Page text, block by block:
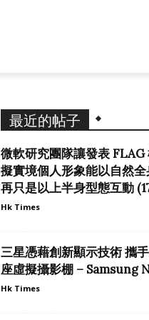
最近的帖子
微軟研究團隊讓發表 FLAG
擬實境個人形象能以自然
再只是以上半身型態互動
Hk Times
三星憑藉創新顯示技術 攜
座虛擬攝影棚 – Samsung
Hk Times